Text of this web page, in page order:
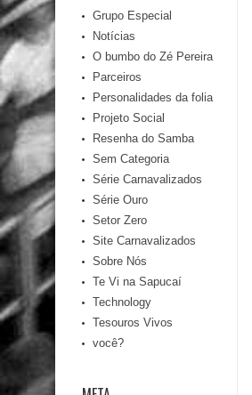
Grupo Especial
Notícias
O bumbo do Zé Pereira
Parceiros
Personalidades da folia
Projeto Social
Resenha do Samba
Sem Categoria
Série Carnavalizados
Série Ouro
Setor Zero
Site Carnavalizados
Sobre Nós
Te Vi na Sapucaí
Technology
Tesouros Vivos
você?